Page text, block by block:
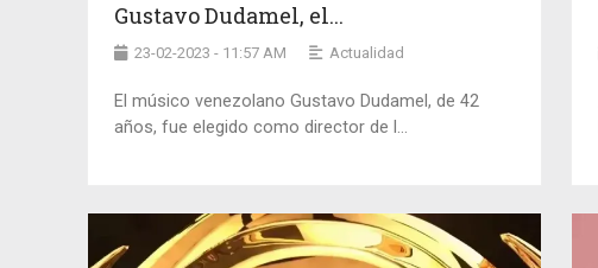
Gustavo Dudamel, el...
23-02-2023 - 11:57 AM Actualidad
El músico venezolano Gustavo Dudamel, de 42
años, fue elegido como director de l...